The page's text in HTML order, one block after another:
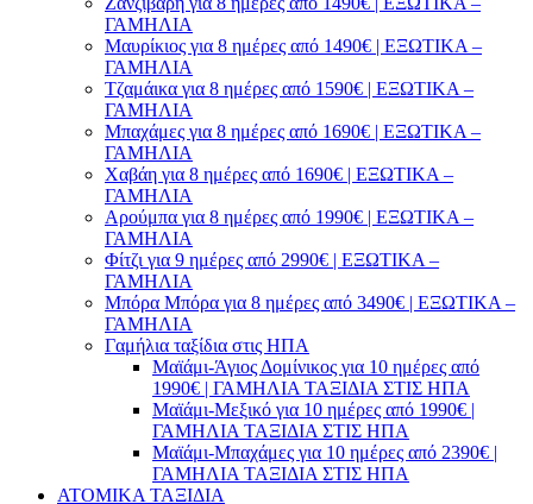
ΓΑΜΗΛΙΑ
Μαυρίκιος για 8 ημέρες από 1490€ | ΕΞΩΤΙΚΑ –
ΓΑΜΗΛΙΑ
Τζαμάικα για 8 ημέρες από 1590€ | ΕΞΩΤΙΚΑ –
ΓΑΜΗΛΙΑ
Μπαχάμες για 8 ημέρες από 1690€ | ΕΞΩΤΙΚΑ –
ΓΑΜΗΛΙΑ
Χαβάη για 8 ημέρες από 1690€ | ΕΞΩΤΙΚΑ –
ΓΑΜΗΛΙΑ
Αρούμπα για 8 ημέρες από 1990€ | ΕΞΩΤΙΚΑ –
ΓΑΜΗΛΙΑ
Φίτζι για 9 ημέρες από 2990€ | ΕΞΩΤΙΚΑ –
ΓΑΜΗΛΙΑ
Μπόρα Μπόρα για 8 ημέρες από 3490€ | ΕΞΩΤΙΚΑ –
ΓΑΜΗΛΙΑ
Γαμήλια ταξίδια στις ΗΠΑ
Μαϊάμι-Άγιος Δομίνικος για 10 ημέρες από
1990€ | ΓΑΜΗΛΙΑ ΤΑΞΙΔΙΑ ΣΤΙΣ ΗΠΑ
Μαϊάμι-Μεξικό για 10 ημέρες από 1990€ |
ΓΑΜΗΛΙΑ ΤΑΞΙΔΙΑ ΣΤΙΣ ΗΠΑ
Μαϊάμι-Μπαχάμες για 10 ημέρες από 2390€ |
ΓΑΜΗΛΙΑ ΤΑΞΙΔΙΑ ΣΤΙΣ ΗΠΑ
ΑΤΟΜΙΚΑ ΤΑΞΙΔΙΑ